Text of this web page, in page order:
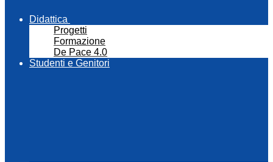
Didattica
Progetti
Formazione
De Pace 4.0
Studenti e Genitori